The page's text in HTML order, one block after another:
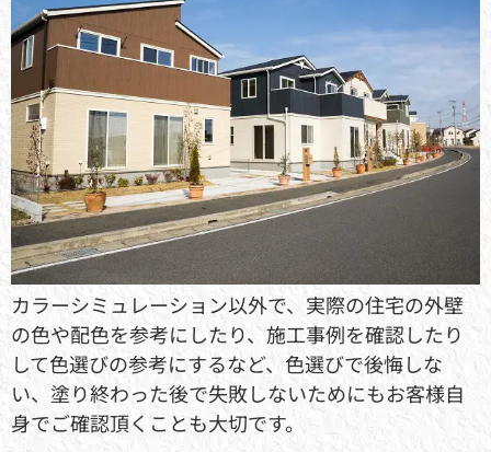
カラーシミュレーション以外で、実際の住宅の外壁
の色や配色を参考にしたり、施工事例を確認したり
して色選びの参考にするなど、色選びで後悔しな
い、塗り終わった後で失敗しないためにもお客様自
身でご確認頂くことも大切です。